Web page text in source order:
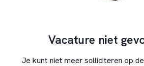
Vacature niet
Je kunt niet meer solliciteren op